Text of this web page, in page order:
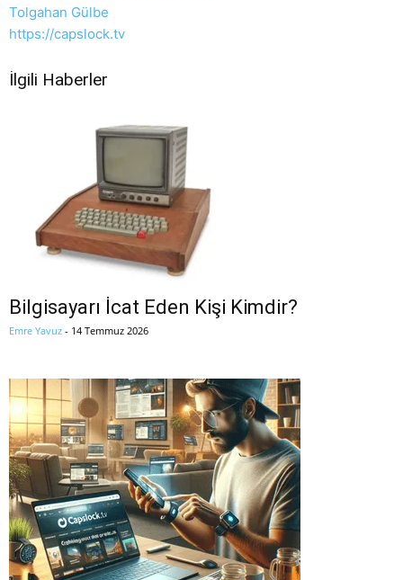
Tolgahan Gülbe
https://capslock.tv
İlgili Haberler
Bilgisayarı İcat Eden Kişi Kimdir?
Emre Yavuz - 14 Temmuz 2026